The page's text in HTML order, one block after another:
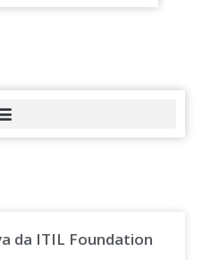
da ITIL Foundation